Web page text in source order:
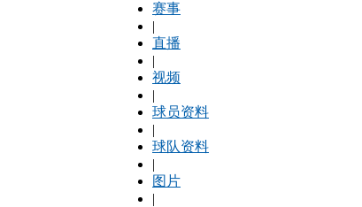
赛事
|
直播
|
视频
|
球员资料
|
球队资料
|
图片
|